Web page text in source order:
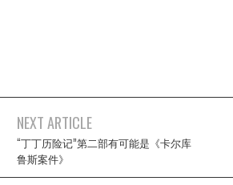
NEXT ARTICLE
“丁丁历险记”第二部有可能是《卡尔库
鲁斯案件》